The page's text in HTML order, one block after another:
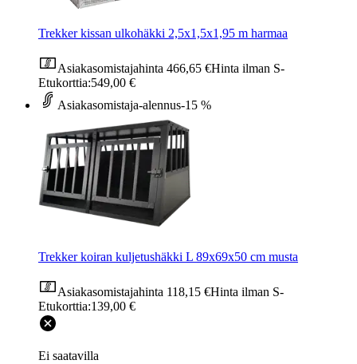
Trekker kissan ulkohäkki 2,5x1,5x1,95 m harmaa
Asiakasomistajahinta 466,65 €Hinta ilman S-
Etukorttia:549,00 €
Asiakasomistaja-alennus-15 %
Trekker koiran kuljetushäkki L 89x69x50 cm musta
Asiakasomistajahinta 118,15 €Hinta ilman S-
Etukorttia:139,00 €
Ei saatavilla